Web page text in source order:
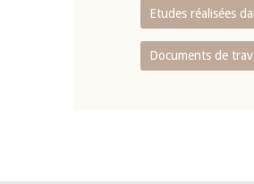
Etudes réalisées
Documents de